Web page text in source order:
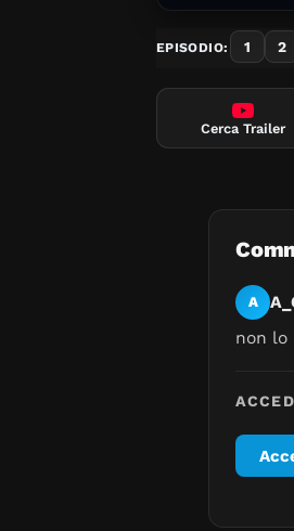
EPISODIO: 1 2
Cerca Trailer
A
non lo